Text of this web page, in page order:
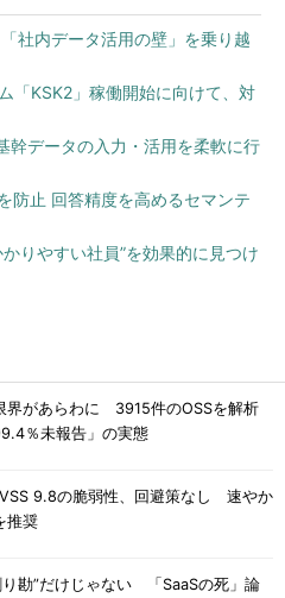
社内データ活用の壁」を乗り越
「KSK2」稼働開始に向けて、対
幹データの入力・活用を柔軟に行
防止 回答精度を高めるセマンテ
りやすい社員”を効果的に見つけ
界があらわに 3915件のOSSを解析
％未報告」の実態
9.8の脆弱性、回避策なし 速やか
推奨
り勘”だけじゃない 「SaaSの死」論